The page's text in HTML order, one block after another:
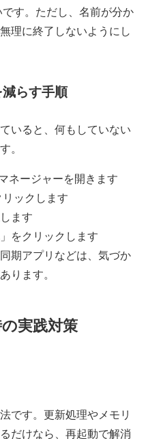
す。ただし、名前が分か
理に終了しないようにし
らす手順
いると、何もしていない
。
ネージャーを開きます
リックします
ます
をクリックします
期アプリなどは、気づか
ります。
実践対策
です。更新処理やメモリ
だけなら、再起動で解消